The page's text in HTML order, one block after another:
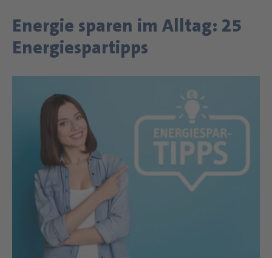
Energie sparen im Alltag: 25
Energiespartipps